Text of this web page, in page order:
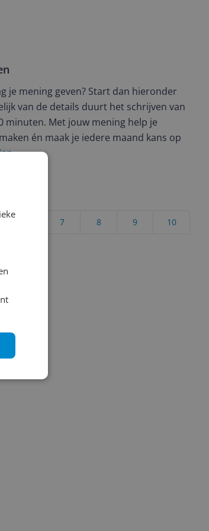
je mening geven? Start dan hieronder
van de details duurt het schrijven van
minuten. Met jouw mening help je
én maak je iedere maand kans op
10
9
8
7
1 van 4